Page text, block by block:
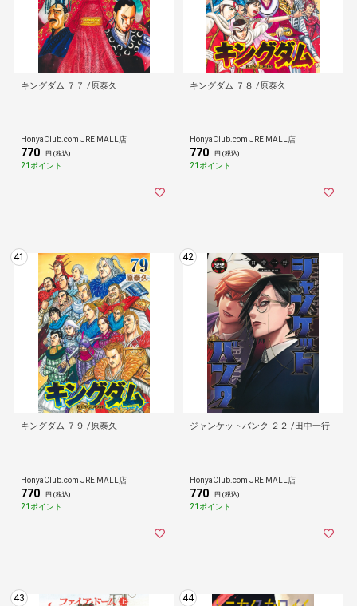
キングダム ７７ /原泰久
HonyaClub.com JRE MALL店
770 円 (税込)
21ポイント
キングダム ７８ /原泰久
HonyaClub.com JRE MALL店
770 円 (税込)
21ポイント
41
キングダム ７９ /原泰久
HonyaClub.com JRE MALL店
770 円 (税込)
21ポイント
42
ジャンケットバンク ２２ /田中一行
HonyaClub.com JRE MALL店
770 円 (税込)
21ポイント
43 44